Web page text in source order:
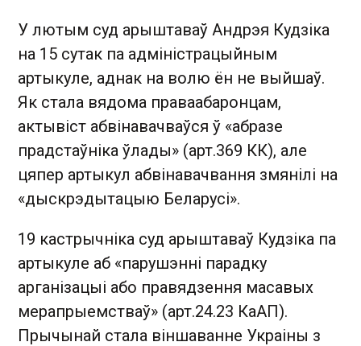
У лютым суд арыштаваў Андрэя Кудзіка
на 15 сутак па адміністрацыйным
артыкуле, аднак на волю ён не выйшаў.
Як стала вядома праваабаронцам,
актывіст абвінавачваўся ў «абразе
прадстаўніка ўлады» (арт.369 КК), але
цяпер артыкул абвінавачвання змянілі на
«дыскрэдытацыю Беларусі».
19 кастрычніка суд арыштаваў Кудзіка па
артыкуле аб «парушэнні парадку
арганізацыі або правядзення масавых
мерапрыемстваў» (арт.24.23 КаАП).
Прычынай стала віншаванне Украіны з